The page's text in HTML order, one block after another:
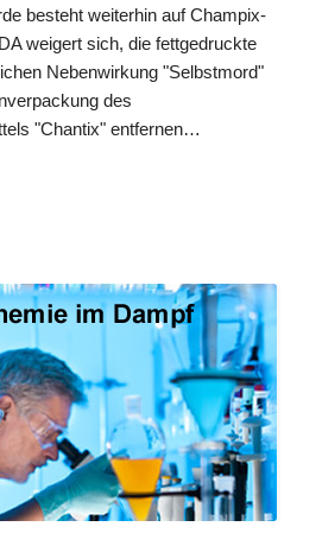
besteht weiterhin auf Champix-
weigert sich, die fettgedruckte
Nebenwirkung "Selbstmord"
des
"Chantix" entfernen…